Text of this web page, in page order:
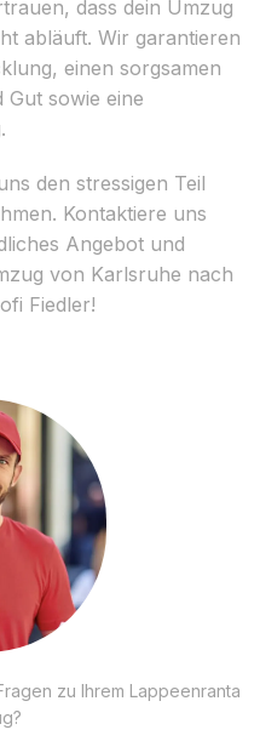
dass dein Umzug
abläuft. Wir garantieren
einen sorgsamen
Gut sowie eine
den stressigen Teil
Kontaktiere uns
Angebot und
von Karlsruhe nach
Fiedler!
zu Ihrem Lappeenranta